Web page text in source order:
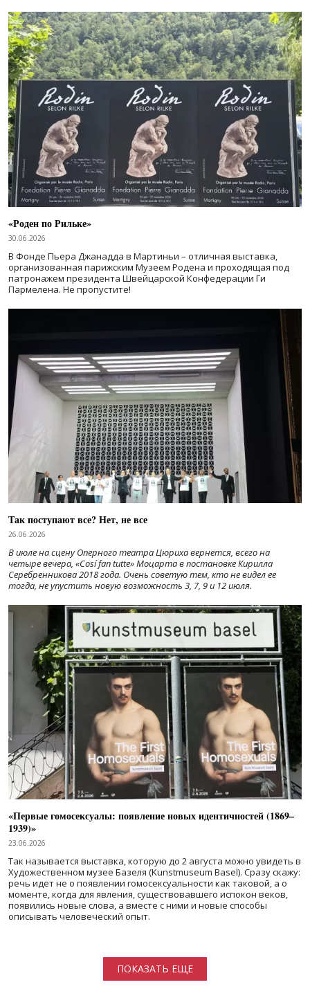
«Роден по Рильке»
30.06.2026
В Фонде Пьера Джанадда в Мартиньи – отличная выставка,
организованная парижским Музеем Родена и проходящая под
патронажем президента Швейцарской Конфедерации Ги
Пармелена. Не пропустите!
Так поступают все? Нет, не все
26.06.2026
В июле на сцену Оперного театра Цюриха вернется, всего на
четыре вечера, «Cosí fan tutte» Моцарта в постановке Кирилла
Серебренникова 2018 года. Очень советую тем, кто не видел ее
тогда, не упустить новую возможность 3, 7, 9 и 12 июля.
«Первые гомосексуалы: появление новых идентичностей (1869–
1939)»
23.06.2026
Так называется выставка, которую до 2 августа можно увидеть в
Художественном музее Базеля (Kunstmuseum Basel). Сразу скажу:
речь идет не о появлении гомосексуальности как таковой, а о
моменте, когда для явления, существовавшего испокон веков,
появились новые слова, а вместе с ними и новые способы
описывать человеческий опыт.
ПОКАЗАТЬ ЕЩЕ